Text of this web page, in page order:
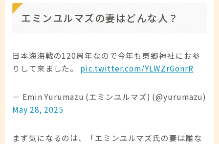
エミンユルマズの妻はどんな人？
日本海海戦の120周年なので今年も東郷神社にお参
りして来ました。 pic.twitter.com/YLWZrGonrR
— Emin Yurumazu (エミンユルマズ) (@yurumazu)
May 28, 2025
まず気になるのは、「エミンユルマズ氏の妻は誰な